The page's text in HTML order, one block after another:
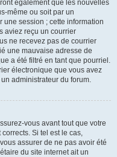
également que les nouvelles
même ou soit par un
une session ; cette information
aviez reçu un courrier
ne recevez pas de courrier
une mauvaise adresse de
a été filtré en tant que pourriel.
électronique que vous avez
administrateur du forum.
vous avant tout que votre
Si tel est le cas,
assurer de ne pas avoir été
du site internet ait un